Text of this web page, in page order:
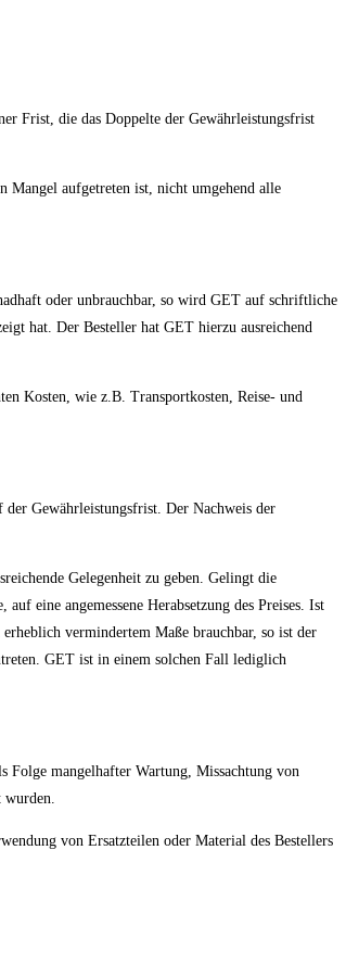
Frist, die das Doppelte der Gewährleistungsfrist
Mangel aufgetreten ist, nicht umgehend alle
oder unbrauchbar, so wird GET auf schriftliche
hat. Der Besteller hat GET hierzu ausreichend
Kosten, wie z.B. Transportkosten, Reise- und
Gewährleistungsfrist. Der Nachweis der
Gelegenheit zu geben. Gelingt die
eine angemessene Herabsetzung des Preises. Ist
vermindertem Maße brauchbar, so ist der
GET ist in einem solchen Fall lediglich
Folge mangelhafter Wartung, Missachtung von
von Ersatzteilen oder Material des Bestellers